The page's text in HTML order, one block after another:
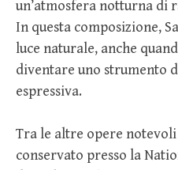
un’atmosfera notturna di
In questa composizione,
luce naturale, anche
diventare uno strumento
espressiva.
Tra le altre opere
conservato presso la